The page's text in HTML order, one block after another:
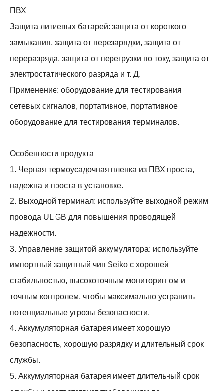
ПВХ
Защита литиевых батарей: защита от короткого
замыкания, защита от перезарядки, защита от
переразряда, защита от перегрузки по току, защита от
электростатического разряда и т. Д.
Применение: оборудование для тестирования
сетевых сигналов, портативное, портативное
оборудование для тестирования терминалов.
Особенности продукта
1. Черная термоусадочная пленка из ПВХ проста,
надежна и проста в установке.
2. Выходной терминал: используйте выходной режим
провода UL GB для повышения проводящей
надежности.
3. Управление защитой аккумулятора: используйте
импортный защитный чип Seiko с хорошей
стабильностью, высокоточным мониторингом и
точным контролем, чтобы максимально устранить
потенциальные угрозы безопасности.
4. Аккумуляторная батарея имеет хорошую
безопасность, хорошую разрядку и длительный срок
службы.
5. Аккумуляторная батарея имеет длительный срок